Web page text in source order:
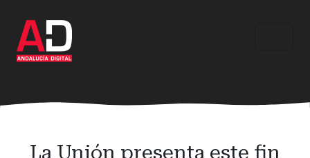
contenido
principal
La Unión presenta este fin